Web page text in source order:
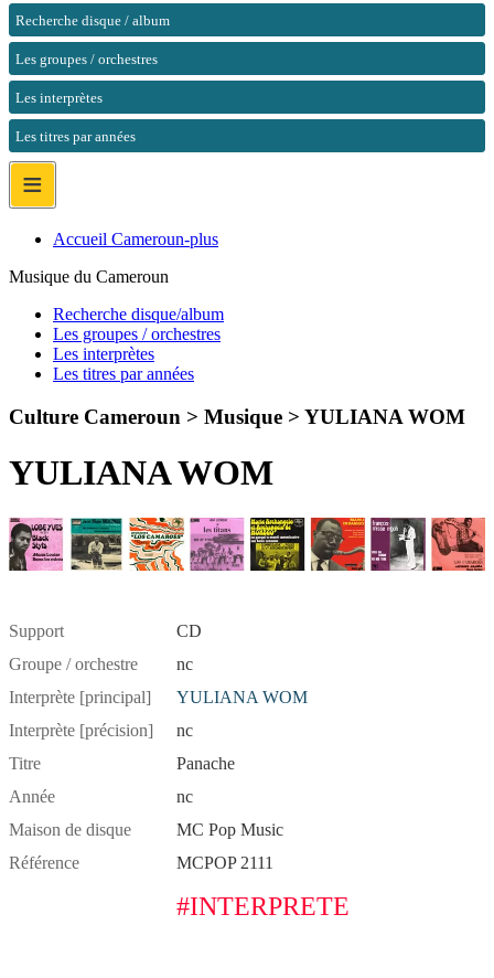
Recherche disque / album
Les groupes / orchestres
Les interprètes
Les titres par années
≡
Accueil Cameroun-plus
Musique du Cameroun
Recherche disque/album
Les groupes / orchestres
Les interprètes
Les titres par années
Culture Cameroun > Musique > YULIANA WOM
YULIANA WOM
Support
CD
Groupe / orchestre
nc
Interprète [principal]
YULIANA WOM
Interprète [précision]
nc
Titre
Panache
Année
nc
Maison de disque
MC Pop Music
Référence
MCPOP 2111
#INTERPRETE